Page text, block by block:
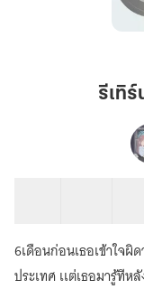
นรัก
เก่า
คน
รีเทิ
6เดือนก่อนเธอเข้าใจผิ
ประเทศ เเต่เธอมารู้ทีห